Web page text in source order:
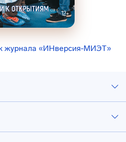
журнала «ИНверсия-МИЭТ»